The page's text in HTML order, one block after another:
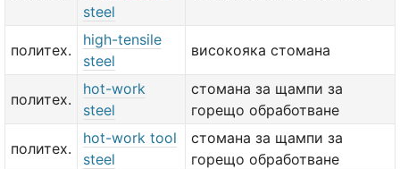
steel
политех.
high-tensile
steel
високояка стомана
политех.
hot-work
steel
стомана за щампи за
горещо обработване
политех.
hot-work tool
steel
стомана за щампи за
горещо обработване